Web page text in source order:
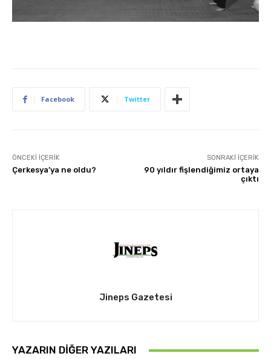
Facebook Twitter
ÖNCEKI İÇERIK
Çerkesya’ya ne oldu?
SONRAKI İÇERIK
90 yıldır fişlendiğimiz ortaya
çıktı
Jineps Gazetesi
YAZARIN DIĞER YAZILARI